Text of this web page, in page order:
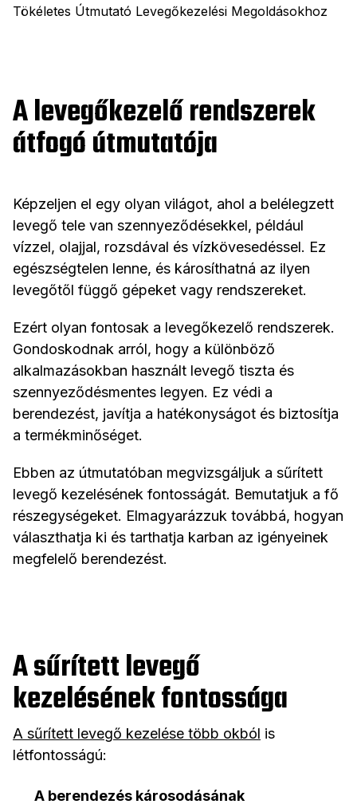
Tökéletes Útmutató Levegőkezelési Megoldásokhoz
A levegőkezelő rendszerek
átfogó útmutatója
Képzeljen el egy olyan világot, ahol a belélegzett
levegő tele van szennyeződésekkel, például
vízzel, olajjal, rozsdával és vízkövesedéssel. Ez
egészségtelen lenne, és károsíthatná az ilyen
levegőtől függő gépeket vagy rendszereket.
Ezért olyan fontosak a levegőkezelő rendszerek.
Gondoskodnak arról, hogy a különböző
alkalmazásokban használt levegő tiszta és
szennyeződésmentes legyen. Ez védi a
berendezést, javítja a hatékonyságot és biztosítja
a termékminőséget.
Ebben az útmutatóban megvizsgáljuk a sűrített
levegő kezelésének fontosságát. Bemutatjuk a fő
részegységeket. Elmagyarázzuk továbbá, hogyan
választhatja ki és tarthatja karban az igényeinek
megfelelő berendezést.
A sűrített levegő
kezelésének fontossága
A sűrített levegő kezelése több okból is
létfontosságú:
A berendezés károsodásának